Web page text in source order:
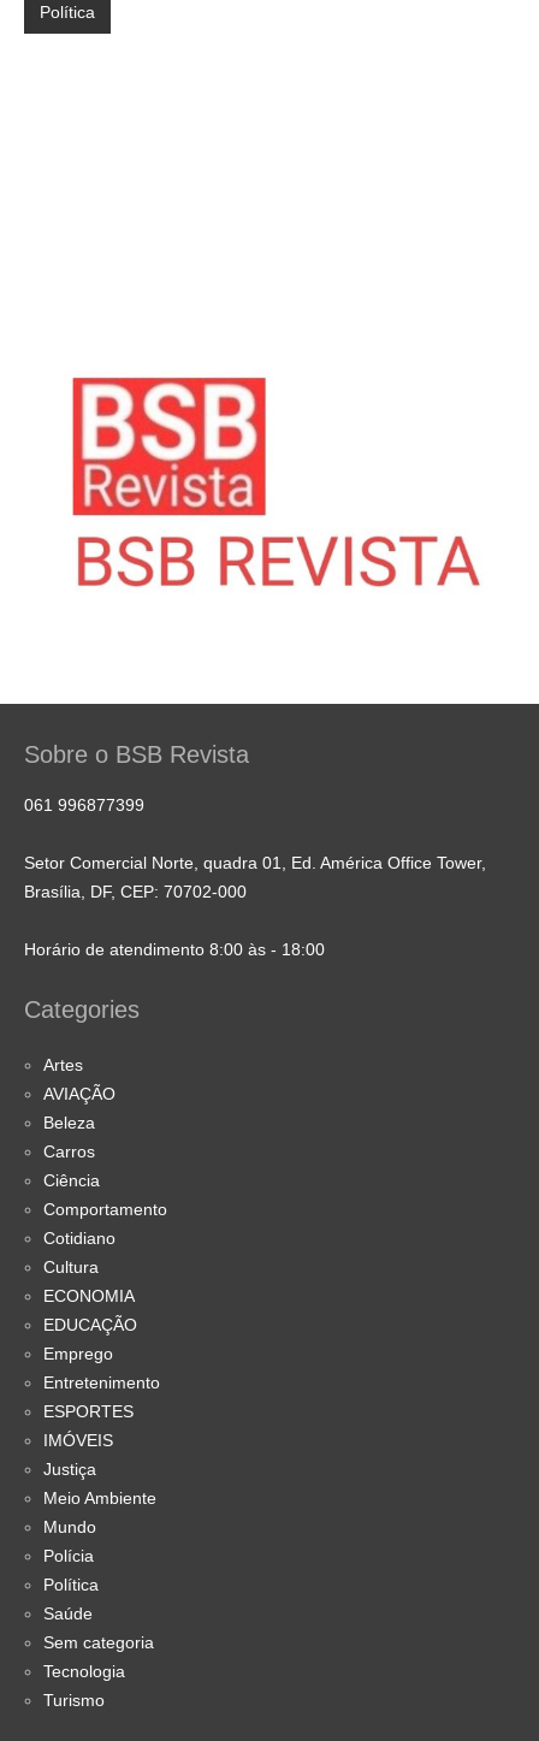
Política
Sobre o BSB Revista
061 996877399
Setor Comercial Norte, quadra 01, Ed. América Office Tower,
Brasília, DF, CEP: 70702-000
Horário de atendimento 8:00 às - 18:00
Categories
Artes
AVIAÇÃO
Beleza
Carros
Ciência
Comportamento
Cotidiano
Cultura
ECONOMIA
EDUCAÇÃO
Emprego
Entretenimento
ESPORTES
IMÓVEIS
Justiça
Meio Ambiente
Mundo
Polícia
Política
Saúde
Sem categoria
Tecnologia
Turismo